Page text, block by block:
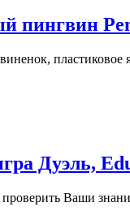
пингвин
пластиковое
Дуэль,
Ваши